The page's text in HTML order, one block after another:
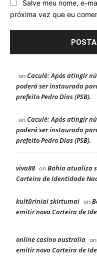
Salve meu nome, e-
próxima vez que eu
onCaculé: Após atingir
poderá ser instaurada
prefeito Pedro Dias (PSB).
onCaculé: Após atingir
poderá ser instaurada
prefeito Pedro Dias (PSB).
viva88 onBahia atualiza
Carteira de Identidade
kultūriniai skirtumai on
emitir nova Carteira de
online casino australia on
emitir nova Carteira de